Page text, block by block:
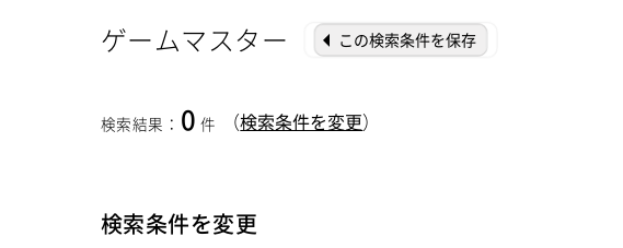
ゲームマスター この検索条件を保存
検索結果 ： 0 件 （検索条件を変更）
検索条件を変更